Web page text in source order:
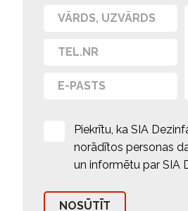
Piekrītu, ka SIA
norādītos personas
un informētu par SIA